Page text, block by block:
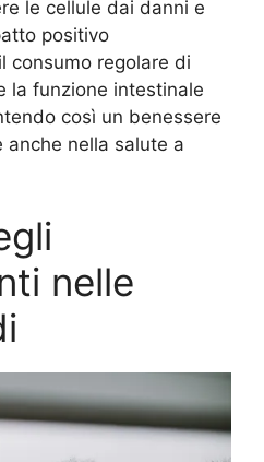
le cellule dai danni e
positivo
consumo regolare di
la funzione intestinale
così un benessere
anche nella salute a
nelle